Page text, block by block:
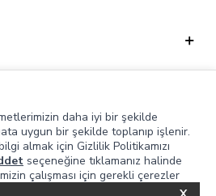
daha iyi bir şekilde
uygun bir şekilde toplanıp işlenir.
almak için Gizlilik Politikamızı
seçeneğine tıklamanız halinde
çalışması için gerekli çerezler